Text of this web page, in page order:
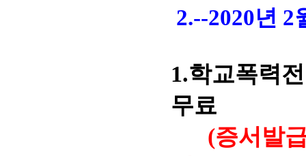
2.--2020년 2
1.학교폭력
무료
(증서발